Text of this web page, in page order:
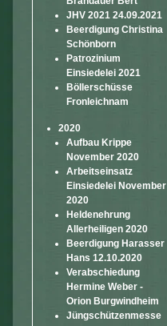
JHV 2021 24.09.2021
Beerdigung Christina
Schönborn
Patrozinium
Einsiedelei 2021
Böllerschüsse
Fronleichnam
2020
Aufbau Krippe
November 2020
Arbeitseinsatz
Einsiedelei November
2020
Heldenehrung
Allerheiligen 2020
Beerdigung Harasser
Hans 12.10.2020
Verabschiedung
Hermine Weber -
Orion Burgwindheim
Jüngschützenmesse